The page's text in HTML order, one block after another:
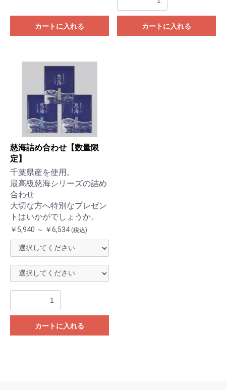
カートに入れる カートに入れる
慈海詰め合わせ【数量限
定】
千葉県産を使用。
最高級慈海シリーズの詰め
合わせ
大切な方へ特別なプレゼン
トはいかがでしょうか。
￥5,940 ～ ￥6,534 (税込)
カートに入れる